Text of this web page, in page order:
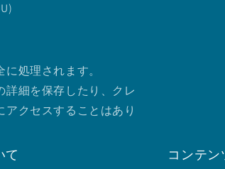
処理されます。
詳細を保存したり、クレ
アクセスすることはあり
て コンテン